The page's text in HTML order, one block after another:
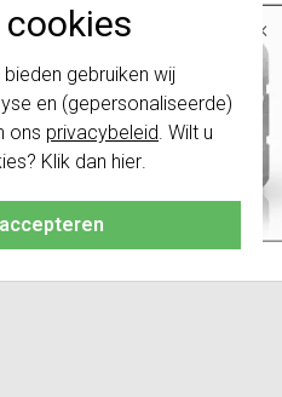
gebruiken wij
en (gepersonaliseerde)
ons privacybeleid . Wilt u
Klik dan hier
(078130).
Waarde
Opbouwbak
Nee
Ja
×
Ze zijn
zodat je